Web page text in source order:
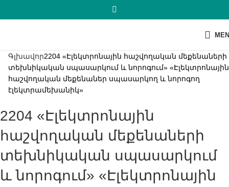
Գլխավոր2204 «Էլեկտրոնային հաշվողական մեքենաների
տեխնիկական սպասարկում և նորոգում» «Էլեկտրոնային
հաշվողական մեքենաներ սպասարկող և նորոգող
էլեկտրամեխանիկ»
2204 «Էլեկտրոնային
հաշվողական մեքենաների
տեխնիկական սպասարկում
և նորոգում» «Էլեկտրոնային